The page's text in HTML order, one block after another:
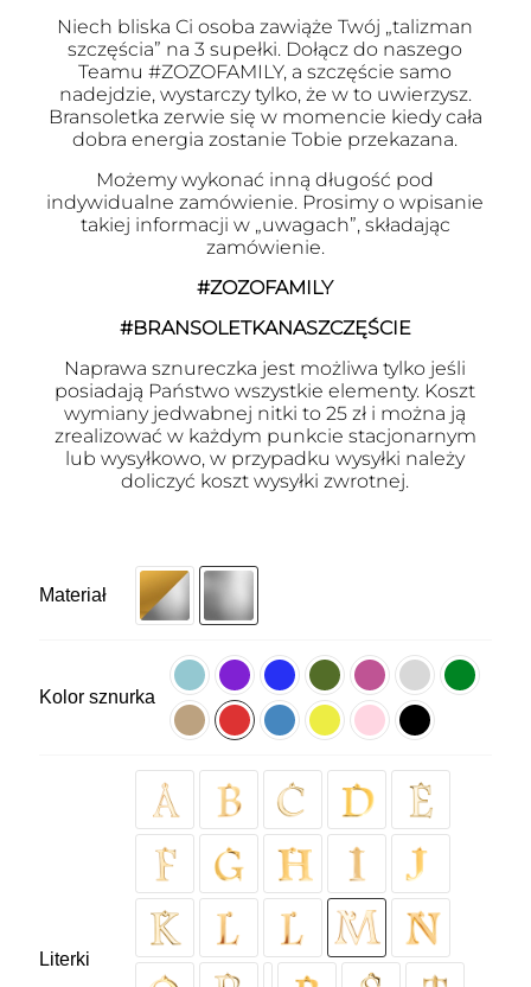
Niech bliska Ci osoba zawiąże Twój „talizman
szczęścia” na 3 supełki. Dołącz do naszego
Teamu #ZOZOFAMILY, a szczęście samo
nadejdzie, wystarczy tylko, że w to uwierzysz.
Bransoletka zerwie się w momencie kiedy cała
dobra energia zostanie Tobie przekazana.
Możemy wykonać inną długość pod
indywidualne zamówienie. Prosimy o wpisanie
takiej informacji w „uwagach”, składając
zamówienie.
#ZOZOFAMILY
#BRANSOLETKANASZCZĘŚCIE
Naprawa sznureczka jest możliwa tylko jeśli
posiadają Państwo wszystkie elementy. Koszt
wymiany jedwabnej nitki to 25 zł i można ją
zrealizować w każdym punkcie stacjonarnym
lub wysyłkowo, w przypadku wysyłki należy
doliczyć koszt wysyłki zwrotnej.
Materiał
Kolor sznurka
Literki